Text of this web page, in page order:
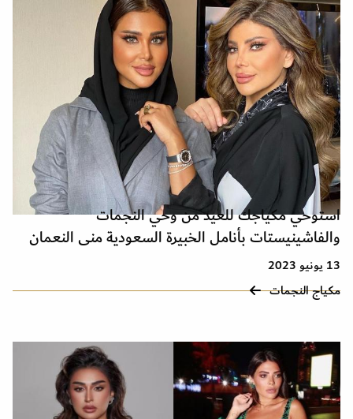
استوحي مكياجك للعيد من وحي النجمات
والفاشينيستات بأنامل الخبيرة السعودية منى النعمان
13 يونيو 2023
مكياج النجمات